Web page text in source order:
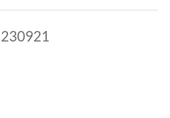
230921 Meeting with DHA JATF DC